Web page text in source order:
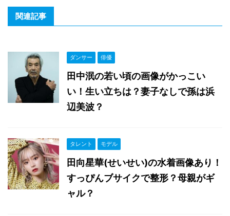
関連記事
ダンサー 俳優
田中泯の若い頃の画像がかっこい
い！生い立ちは？妻子なしで孫は浜
辺美波？
タレント モデル
田向星華(せいせい)の水着画像あり！
すっぴんブサイクで整形？母親がギ
ャル？